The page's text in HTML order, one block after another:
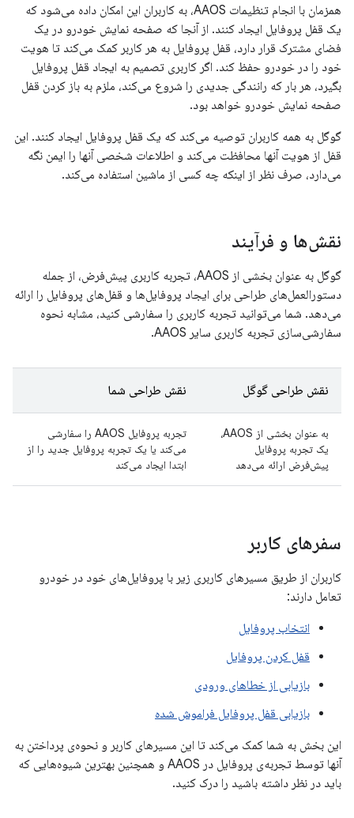
همزمان با انجام تنظیمات AAOS، به کاربران این امکان داده می‌شود که
یک قفل پروفایل ایجاد کنند. از آنجا که صفحه نمایش خودرو در یک
فضای مشترک قرار دارد، قفل پروفایل به هر کاربر کمک می‌کند تا هویت
خود را در خودرو حفظ کند. اگر کاربری تصمیم به ایجاد قفل پروفایل
بگیرد، هر بار که رانندگی جدیدی را شروع می‌کند، ملزم به باز کردن قفل
صفحه نمایش خودرو خواهد بود.
گوگل به همه کاربران توصیه می‌کند که یک قفل پروفایل ایجاد کنند. این
قفل از هویت آنها محافظت می‌کند و اطلاعات شخصی آنها را ایمن نگه
می‌دارد، صرف نظر از اینکه چه کسی از ماشین استفاده می‌کند.
نقش‌ها و فرآیند
گوگل به عنوان بخشی از AAOS، تجربه کاربری پیش‌فرض، از جمله
دستورالعمل‌های طراحی برای ایجاد پروفایل‌ها و قفل‌های پروفایل را ارائه
می‌دهد. شما می‌توانید تجربه کاربری را سفارشی کنید، مشابه نحوه
سفارشی‌سازی تجربه کاربری سایر AAOS.
نقش طراحی گوگل نقش طراحی شما
به عنوان بخشی از AAOS،
یک تجربه پروفایل
پیش‌فرض ارائه می‌دهد
تجربه پروفایل AAOS را سفارشی
می‌کند یا یک تجربه پروفایل جدید را از
ابتدا ایجاد می‌کند
سفرهای کاربر
کاربران از طریق مسیرهای کاربری زیر با پروفایل‌های خود در خودرو
تعامل دارند:
انتخاب پروفایل
قفل کردن پروفایل
بازیابی از خطاهای ورودی
بازیابی قفل پروفایل فراموش شده
این بخش به شما کمک می‌کند تا این مسیرهای کاربر و نحوه‌ی پرداختن به
آنها توسط تجربه‌ی پروفایل در AAOS و همچنین بهترین شیوه‌هایی که
باید در نظر داشته باشید را درک کنید.